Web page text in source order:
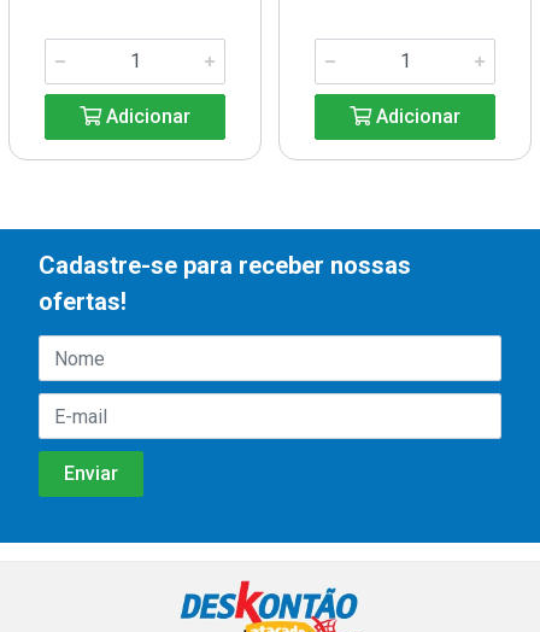
Adicionar Adicionar
Cadastre-se para receber nossas
ofertas!